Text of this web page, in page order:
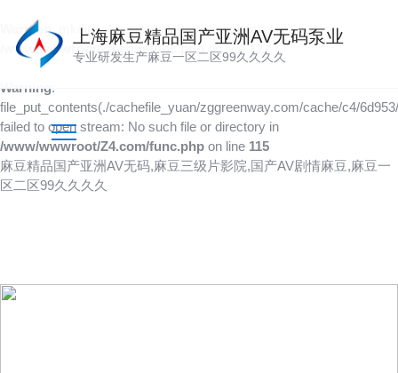
Warning: mkdir(): No space left on device in
/www/wwwroot/Z4.com/func.php
on line 127
Warning:
file_put_contents(./cachefile_yuan/zggreenway.com/cache/c4/
failed to open stream: No such file or directory in
/www/wwwroot/Z4.com/func.php on line 115
麻豆精品国产亚洲AV无码,麻豆三级片影院,国产AV剧情麻豆,麻豆一
区二区99久久久久
上海麻豆精品国产亚洲AV无码泵业
专业研发生产麻豆一区二区99久久久久